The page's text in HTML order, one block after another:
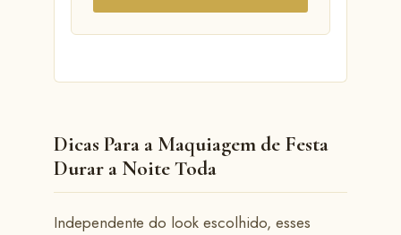
Dicas Para a Maquiagem de Festa
Durar a Noite Toda
Independente do look escolhido, esses